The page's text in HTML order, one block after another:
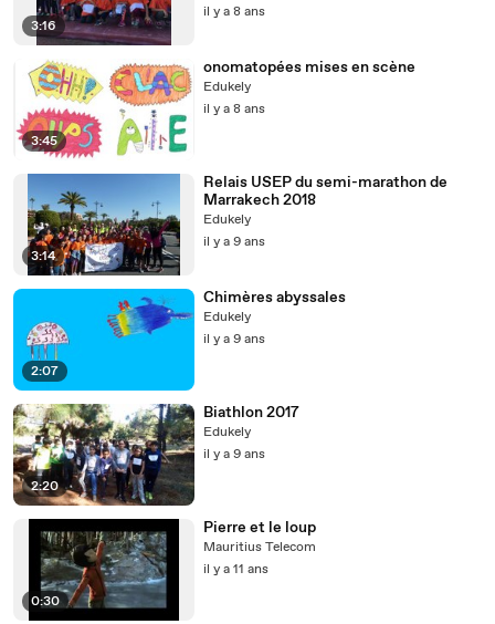
3:16
il y a 8 ans
3:45
onomatopées mises en scène
Edukely
il y a 8 ans
3:14
Relais USEP du semi-marathon de
Marrakech 2018
Edukely
il y a 9 ans
2:07
Chimères abyssales
Edukely
il y a 9 ans
2:20
Biathlon 2017
Edukely
il y a 9 ans
0:30
Pierre et le loup
Mauritius Telecom
il y a 11 ans